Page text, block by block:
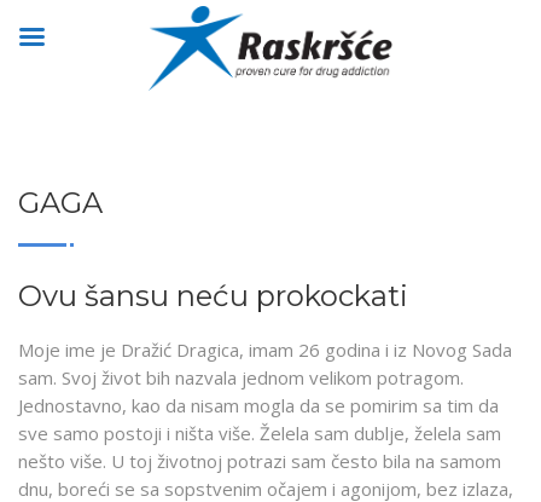
GAGA
Ovu šansu neću prokockati
Moje ime je Dražić Dragica, imam 26 godina i iz Novog Sada
sam. Svoj život bih nazvala jednom velikom potragom.
Jednostavno, kao da nisam mogla da se pomirim sa tim da
sve samo postoji i ništa više. Želela sam dublje, želela sam
nešto više. U toj životnoj potrazi sam često bila na samom
dnu, boreći se sa sopstvenim očajem i agonijom, bez izlaza,